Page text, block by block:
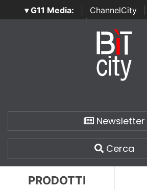
▾ G11 Media: ChannelCity
SecurityOpenLab | Italian
Italian
Newsletter
Cerca
PRODOTTI